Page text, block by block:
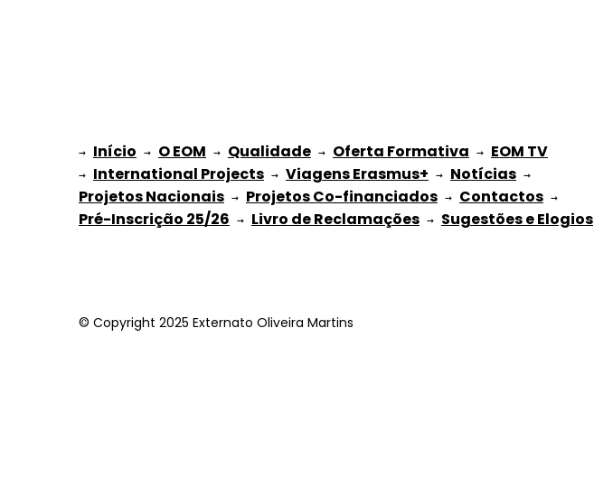
→ Início → O EOM → Qualidade → Oferta Formativa → EOM TV
→ International Projects → Viagens Erasmus+ → Notícias
Projetos Nacionais → Projetos Co-financiados → Contactos
Pré-Inscrição 25/26 → Livro de Reclamações → Sugestões e Elogios
© Copyright 2025 Externato Oliveira Martins